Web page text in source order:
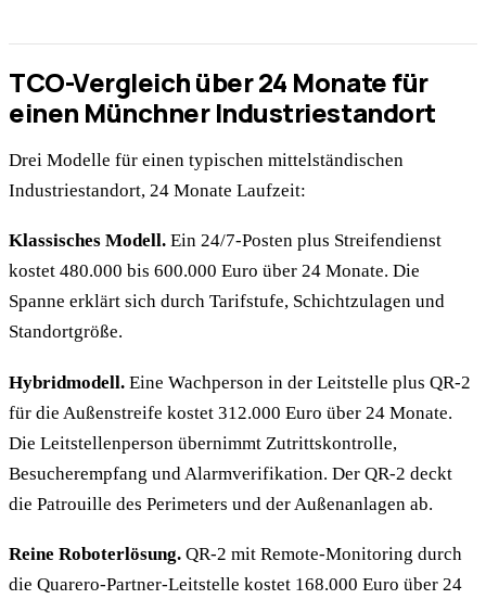
TCO-Vergleich über 24 Monate für
einen Münchner Industriestandort
Drei Modelle für einen typischen mittelständischen
Industriestandort, 24 Monate Laufzeit:
Klassisches Modell. Ein 24/7-Posten plus Streifendienst
kostet 480.000 bis 600.000 Euro über 24 Monate. Die
Spanne erklärt sich durch Tarifstufe, Schichtzulagen und
Standortgröße.
Hybridmodell. Eine Wachperson in der Leitstelle plus QR-2
für die Außenstreife kostet 312.000 Euro über 24 Monate.
Die Leitstellenperson übernimmt Zutrittskontrolle,
Besucherempfang und Alarmverifikation. Der QR-2 deckt
die Patrouille des Perimeters und der Außenanlagen ab.
Reine Roboterlösung. QR-2 mit Remote-Monitoring durch
die Quarero-Partner-Leitstelle kostet 168.000 Euro über 24